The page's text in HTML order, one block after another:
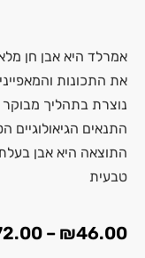
אמרלד היא אבן חן
את התכונות
נוצרת בתהליך
התנאים הגיאולוגיים
התוצאה היא אבן
טבעית
₪46.00
–